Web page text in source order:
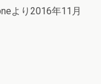
より2016年11月